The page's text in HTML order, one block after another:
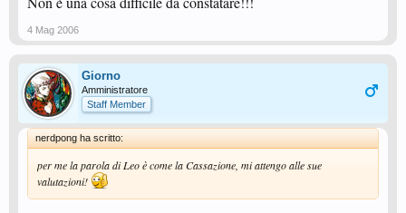
4 Mag 2006
Giorno
Amministratore
Staff Member
nerdpong ha scritto:
per me la parola di Leo è come la Cassazione, mi attengo alle sue
valutazioni!